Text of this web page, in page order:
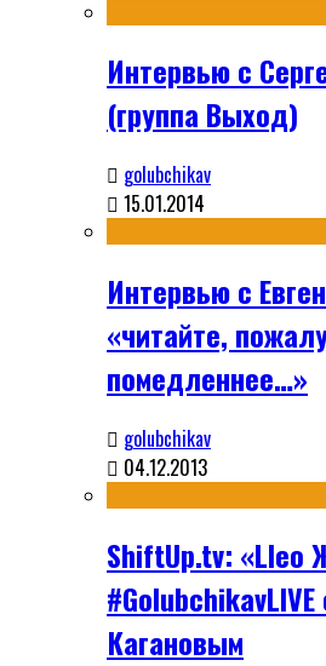
Интервью с
(группа Выход)
golubchikav
15.01.2014
Интервью с
«читайте,
помедленнее…»
golubchikav
04.12.2013
ShiftUp.tv:
Кагановым